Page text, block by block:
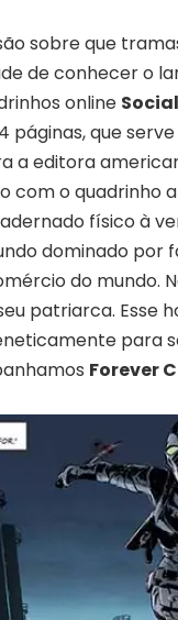
sobre que
de conhecer o
online
páginas, que
a editora
com o quadrinho
físico à
dominado por
do mundo.
patriarca. Esse
para
Forever